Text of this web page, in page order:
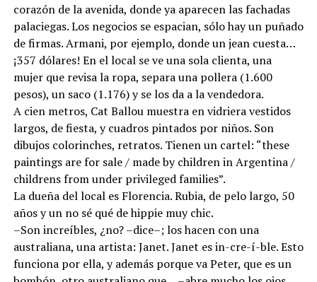
corazón de la avenida, donde ya aparecen las fachadas
palaciegas. Los negocios se espacian, sólo hay un puñado
de firmas. Armani, por ejemplo, donde un jean cuesta…
¡357 dólares! En el local se ve una sola clienta, una
mujer que revisa la ropa, separa una pollera (1.600
pesos), un saco (1.176) y se los da a la vendedora.
A cien metros, Cat Ballou muestra en vidriera vestidos
largos, de fiesta, y cuadros pintados por niños. Son
dibujos colorinches, retratos. Tienen un cartel: “these
paintings are for sale / made by children in Argentina /
childrens from under privileged families”.
La dueña del local es Florencia. Rubia, de pelo largo, 50
años y un no sé qué de hippie muy chic.
–Son increíbles, ¿no? –dice–; los hacen con una
australiana, una artista: Janet. Janet es in-cre-í-ble. Esto
funciona por ella, y además porque va Peter, que es un